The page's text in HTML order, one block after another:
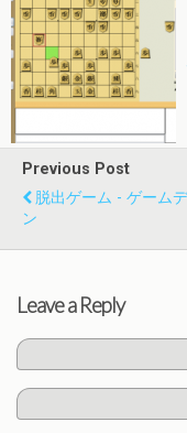
Previous Post
脱出ゲーム - ゲーム
ン
Leave a Reply